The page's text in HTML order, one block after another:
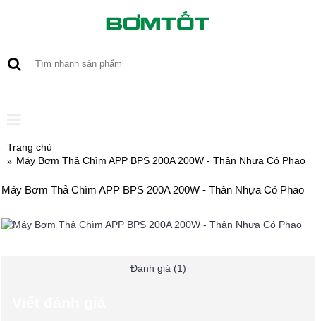
Trang chủ
Máy Bơm Thả Chìm APP BPS 200A 200W - Thân Nhựa Có Phao
Máy Bơm Thả Chìm APP BPS 200A 200W - Thân Nhựa Có Phao
Đánh giá (1)